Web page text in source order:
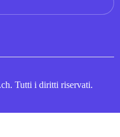
Tutti i diritti riservati.